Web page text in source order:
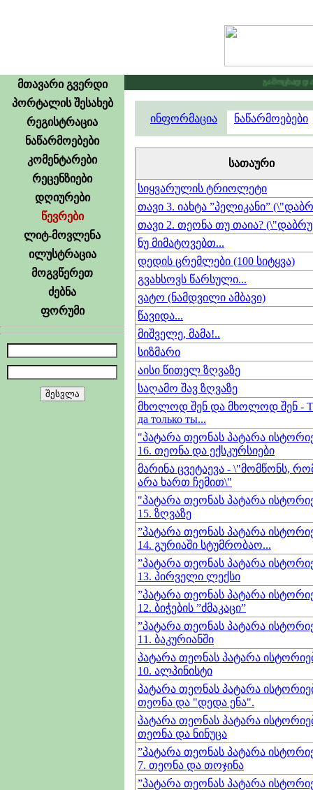
მთავარი გვერდი
პორტალის შესახებ
რეგისტრაცია
ნაწარმოებები
კომენტარები
რეცენზიები
დღიურები
წევრები
ლიტ-მოვლენა
ილუსტრაცია
მოგვწერეთ
ძებნა
ფორუმი
გამოცხადდა
ინფორმაცია ნაწარმოებები
სათაური
სიყვარულის ტრიოლეტი
თავი 3. იახტა ”პელიკანი”
თავი 2. თეონა თუ თაია?
ნუ მიმატოვებთ...
დედის ცრემლები (100 სიტყვა)
გვახსოვს წარსული...
ვატო (ნამდვილი ამბავი)
წავიდა...
მიშველე, მამა!..
სიზმარი
აისი წითელ ზღვაზე
საღამო შავ ზღვაზე
მხოლოდ შენ და მხოლოდ შენ -
да только ты...
"პატარა თეონას პატარა
16. თეონა და ექსკურსიები
მარინა ცვეტაევა - \"მომწონს,
არა ხართ ჩემით\"
"პატარა თეონას პატარა
15. ზღვაზე
”პატარა თეონას პატარა
14. გურიაში სტუმრობაო...
”პატარა თეონას პატარა
13. პირველი ლექსი
”პატარა თეონას პატარა
12. ბიჭების ”ძმაკაცი”
”პატარა თეონას პატარა
11. ბაკურიანში
პატარა თეონას პატარა
10. ალპინისტი
პატარა თეონას პატარა
თეონა და "დედა ენა".
პატარა თეონას პატარა
თეონა და ნინუცა
”პატარა თეონას პატარა
7. თეონა და თოჯინა
”პატარა თეონას პატარა